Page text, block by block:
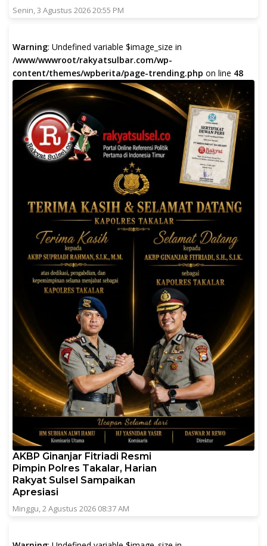
Senin, 3 Agustus 2026 20:55 PM
Warning: Undefined variable $image_size in
/www/wwwroot/rakyatsulbar.com/wp-
content/themes/wpberita/page-trending.php on line 48
AKBP Ginanjar Fitriadi Resmi
Pimpin Polres Takalar, Harian
Rakyat Sulsel Sampaikan
Apresiasi
Minggu, 2 Agustus 2026 08:37 AM